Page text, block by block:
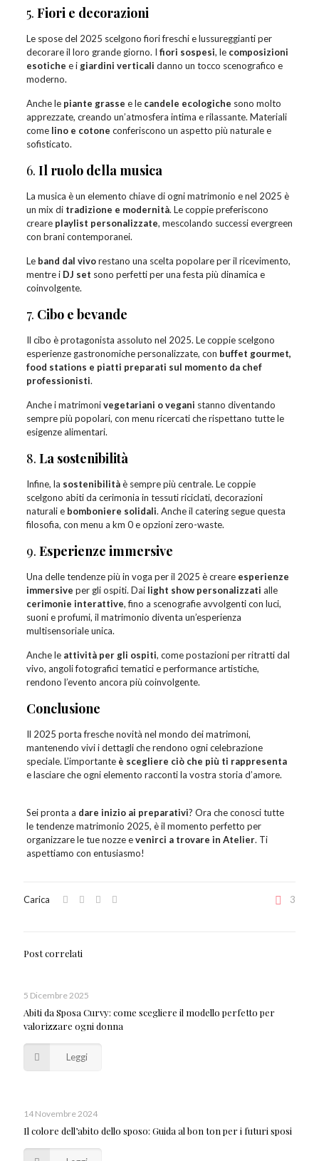
5. Fiori e decorazioni
Le spose del 2025 scelgono fiori freschi e lussureggianti per
decorare il loro grande giorno. I fiori sospesi, le composizioni
esotiche e i giardini verticali danno un tocco scenografico e
moderno.
Anche le piante grasse e le candele ecologiche sono molto
apprezzate, creando un’atmosfera intima e rilassante. Materiali
come lino e cotone conferiscono un aspetto più naturale e
sofisticato.
6. Il ruolo della musica
La musica è un elemento chiave di ogni matrimonio e nel 2025 è
un mix di tradizione e modernità. Le coppie preferiscono
creare playlist personalizzate, mescolando successi evergreen
con brani contemporanei.
Le band dal vivorestano una scelta popolare per il ricevimento,
mentre i DJ set sono perfetti per una festa più dinamica e
coinvolgente.
7. Cibo e bevande
Il cibo è protagonista assoluto nel 2025. Le coppie scelgono
esperienze gastronomiche personalizzate, con buffet gourmet,
food stations e piatti preparati sul momento da chef
professionisti.
Anche i matrimonivegetariani o vegani stanno diventando
sempre più popolari, con menu ricercati che rispettano tutte le
esigenze alimentari.
8. La sostenibilità
Infine, la sostenibilitàè sempre più centrale. Le coppie
scelgono abiti da cerimonia in tessuti riciclati, decorazioni
naturali e bomboniere solidali. Anche il catering segue questa
filosofia, con menu a km 0 e opzioni zero-waste.
9. Esperienze immersive
Una delle tendenze più in voga per il 2025 è creare esperienze
immersive per gli ospiti. Dai light show personalizzati alle
cerimonie interattive, fino a scenografie avvolgenti con luci,
suoni e profumi, il matrimonio diventa un’esperienza
multisensoriale unica.
Anche le attività per gli ospiti, come postazioni per ritratti dal
vivo, angoli fotografici tematici e performance artistiche,
rendono l’evento ancora più coinvolgente.
Conclusione
Il 2025 porta fresche novità nel mondo dei matrimoni,
mantenendo vivi i dettagli che rendono ogni celebrazione
speciale. L’importante è scegliere ciò che più ti rappresenta
e lasciare che ogni elemento racconti la vostra storia d’amore.
Sei pronta a dare inizio ai preparativi? Ora che conosci tutte
le tendenze matrimonio 2025, è il momento perfetto per
organizzare le tue nozze evenirci a trovare in Atelier. Ti
aspettiamo con entusiasmo!
Carica 3
Post correlati
5 Dicembre 2025
Abiti da Sposa Curvy: come scegliere il modello perfetto per
valorizzare ogni donna
Leggi
14 Novembre 2024
Il colore dell’abito dello sposo: Guida al bon ton per i futuri sposi